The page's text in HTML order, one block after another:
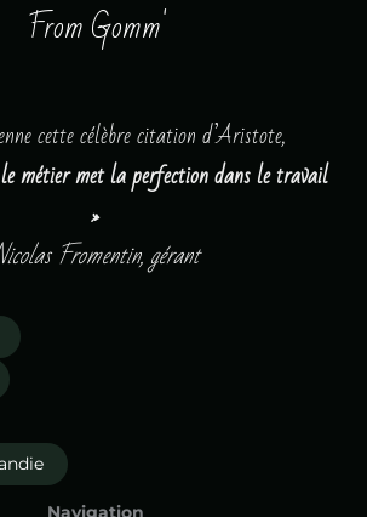
From Gomm'
cette célèbre citation d’Aristote,
métier met la perfection dans le travail
»
Fromentin, gérant
Navigation